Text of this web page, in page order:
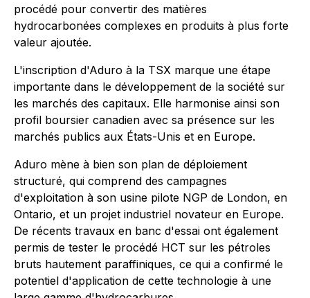
procédé pour convertir des matières
hydrocarbonées complexes en produits à plus forte
valeur ajoutée.
L'inscription d'Aduro à la TSX marque une étape
importante dans le développement de la société sur
les marchés des capitaux. Elle harmonise ainsi son
profil boursier canadien avec sa présence sur les
marchés publics aux États-Unis et en Europe.
Aduro mène à bien son plan de déploiement
structuré, qui comprend des campagnes
d'exploitation à son usine pilote NGP de London, en
Ontario, et un projet industriel novateur en Europe.
De récents travaux en banc d'essai ont également
permis de tester le procédé HCT sur les pétroles
bruts hautement paraffiniques, ce qui a confirmé le
potentiel d'application de cette technologie à une